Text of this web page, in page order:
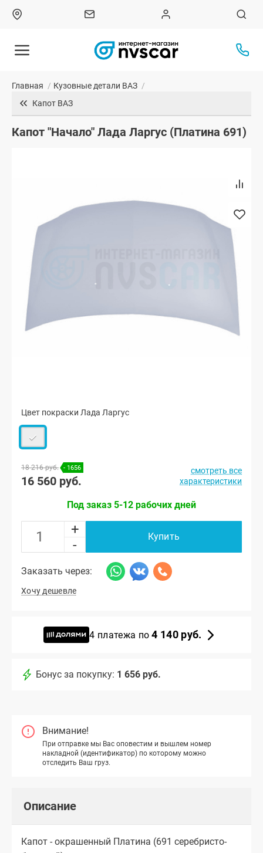
Главная / Кузовные детали ВАЗ /
Капот ВАЗ
Капот "Начало" Лада Ларгус (Платина 691)
Цвет покраски Лада Ларгус
18 216 руб. - 1656
16 560 руб.
смотреть все
характеристики
Под заказ 5-12 рабочих дней
+
-
Купить
Заказать через:
Хочу дешевле
4 платежа по4 140 руб.
Бонус за покупку: 1 656 руб.
Внимание!
При отправке мы Вас оповестим и вышлем номер
накладной (идентификатор) по которому можно
отследить Ваш груз.
Описание
Капот - окрашенный Платина (691 серебристо-